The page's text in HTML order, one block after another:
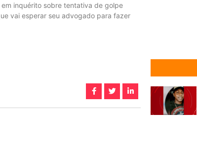
em inquérito sobre tentativa de golpe
vai esperar seu advogado para fazer